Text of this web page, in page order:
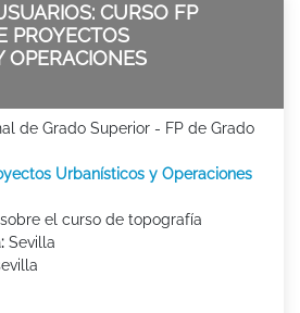
CURSO FP
PROYECTOS
OPERACIONES
de Grado Superior - FP de Grado
Urbanísticos y Operaciones
el curso de topografía
Sevilla